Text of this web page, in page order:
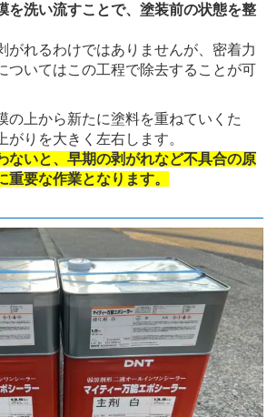
を洗い流すことで、塗装前の状態を整
がれるわけではありませんが、密着力
ついてはこの工程で除去することが可
の上から新たに塗料を重ねていくた
がりを大きく左右します。
ないと、早期の剥がれなど不具合の原
重要な作業となります。